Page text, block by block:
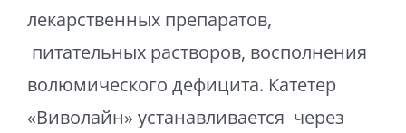
лекарственных препаратов,
питательных растворов, восполнения
волюмического дефицита. Катетер
«Виволайн» устанавливается через